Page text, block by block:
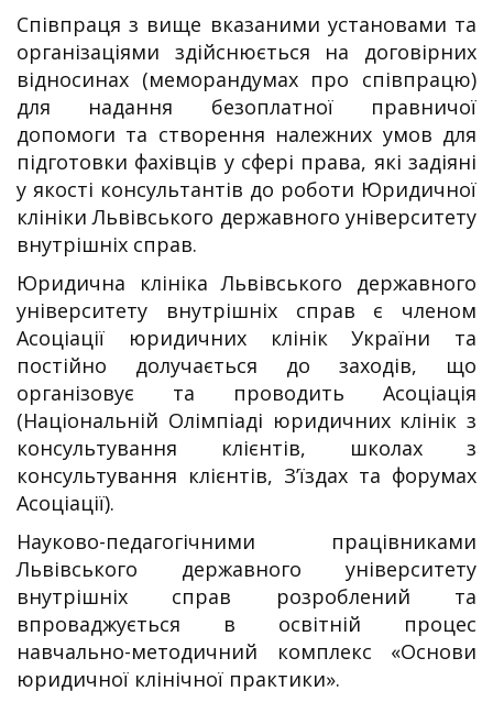
Співпраця з вище вказаними установами та
організаціями здійснюється на договірних
відносинах (меморандумах про співпрацю)
для надання безоплатної правничої
допомоги та створення належних умов для
підготовки фахівців у сфері права, які задіяні
у якості консультантів до роботи Юридичної
клініки Львівського державного університету
внутрішніх справ.
Юридична клініка Львівського державного
університету внутрішніх справ є членом
Асоціації юридичних клінік України та
постійно долучається до заходів, що
організовує та проводить Асоціація
(Національній Олімпіаді юридичних клінік з
консультування клієнтів, школах з
консультування клієнтів, З’їздах та форумах
Асоціації).
Науково-педагогічними працівниками
Львівського державного університету
внутрішніх справ розроблений та
впроваджується в освітній процес
навчально-методичний комплекс «Основи
юридичної клінічної практики».